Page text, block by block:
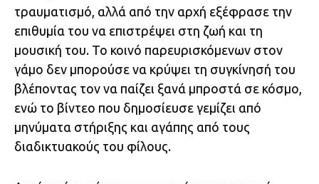
τραυματισμό, αλλά από την αρχή εξέφρασε την
επιθυμία του να επιστρέψει στη ζωή και τη
μουσική του. Το κοινό παρευρισκόμενων στον
γάμο δεν μπορούσε να κρύψει τη συγκίνησή του
βλέποντας τον να παίζει ξανά μπροστά σε κόσμο,
ενώ το βίντεο που δημοσίευσε γεμίζει από
μηνύματα στήριξης και αγάπης από τους
διαδικτυακούς του φίλους.